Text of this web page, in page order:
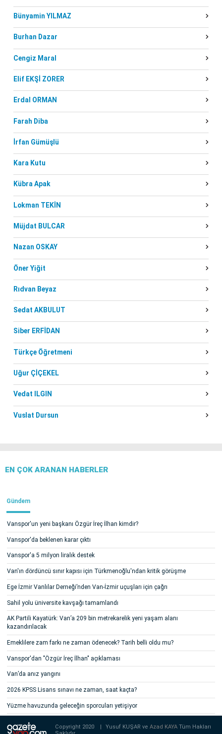
Bünyamin YILMAZ
Burhan Dazar
Cengiz Maral
Elif EKŞİ ZORER
Erdal ORMAN
Farah Diba
İrfan Gümüşlü
Kara Kutu
Kübra Apak
Lokman TEKİN
Müjdat BULCAR
Nazan OSKAY
Öner Yiğit
Rıdvan Beyaz
Sedat AKBULUT
Siber ERFİDAN
Türkçe Öğretmeni
Uğur ÇİÇEKEL
Vedat ILGIN
Vuslat Dursun
EN ÇOK ARANAN HABERLER
Gündem
Vanspor'un yeni başkanı Özgür İreç İlhan kimdir?
Vanspor'da beklenen karar çıktı
Vanspor'a 5 milyon liralık destek
Van'ın dördüncü sınır kapısı için Türkmenoğlu'ndan kritik görüşme
Ege İzmir Vanlılar Derneği’nden Van-İzmir uçuşları için çağrı
Sahil yolu üniversite kavşağı tamamlandı
AK Partili Kayatürk: Van’a 209 bin metrekarelik yeni yaşam alanı
kazandırılacak
Emeklilere zam farkı ne zaman ödenecek? Tarih belli oldu mu?
Vanspor'dan "Özgür İreç İlhan" açıklaması
Van’da anız yangını
2026 KPSS Lisans sınavı ne zaman, saat kaçta?
Yüzme havuzunda geleceğin sporcuları yetişiyor
Copyright 2020 Yusuf KUŞAR veAzad KAYATüm Hakları